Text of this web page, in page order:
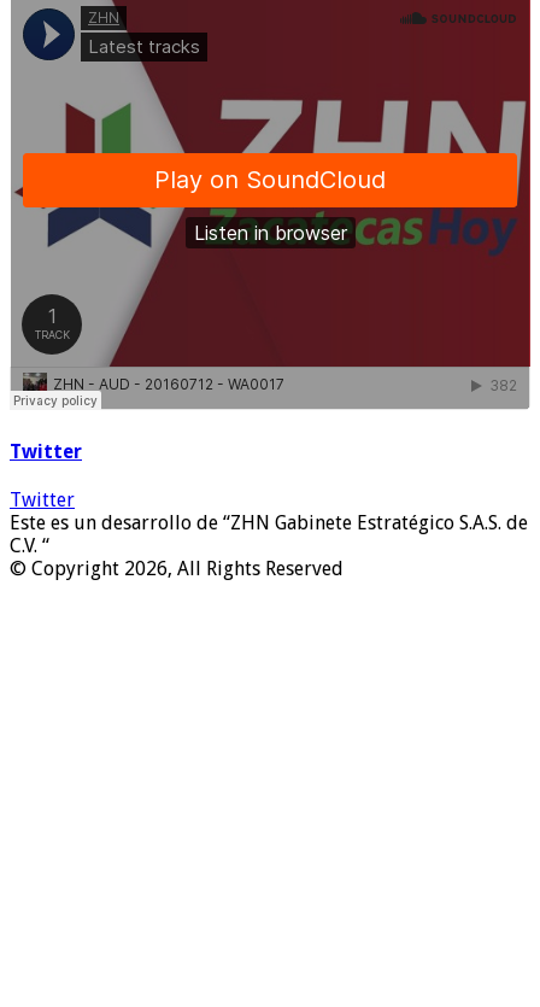
Twitter
Twitter
Este es un desarrollo de “ZHN Gabinete Estratégico S.A.S. de
C.V. “
© Copyright 2026, All Rights Reserved